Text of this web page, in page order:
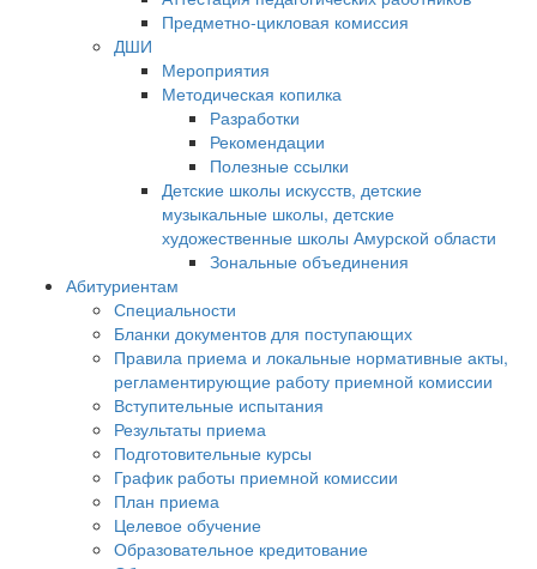
Предметно-цикловая комиссия
ДШИ
Мероприятия
Методическая копилка
Разработки
Рекомендации
Полезные ссылки
Детские школы искусств, детские
музыкальные школы, детские
художественные школы Амурской области
Зональные объединения
Абитуриентам
Специальности
Бланки документов для поступающих
Правила приема и локальные нормативные акты,
регламентирующие работу приемной комиссии
Вступительные испытания
Результаты приема
Подготовительные курсы
График работы приемной комиссии
План приема
Целевое обучение
Образовательное кредитование